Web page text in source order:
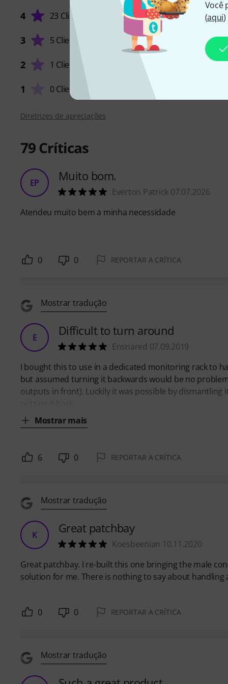
Você
(aqui)
4 23 Clientes
3 5 Clientes
2 1 Cliente
1 0 Clientes
Diretrizes de apreciações
79 Críticas
EP Muito bom.
Everton Patrick 07.07.2026
Atendeu muito bem a minha necessidade
0 0 REPORTAR A CRÍTICA
Mostrar tradução
E Difficult to turn around
Ensnared 07.09.2019
I bought this to use in a dedicated monitoring rack to
but assumed turning it backwards would be no
outputs in front). Luckily it was possible by
Mostrar mais
6 0 REPORTAR A CRÍTICA
Mostrar tradução
K Great patchbay
Koesbeenian 10.11.2020
Great patchbay. I re-built this one bringing the male
solution for me. There is nothing to say about handling
0 0 REPORTAR A CRÍTICA
Mostrar tradução